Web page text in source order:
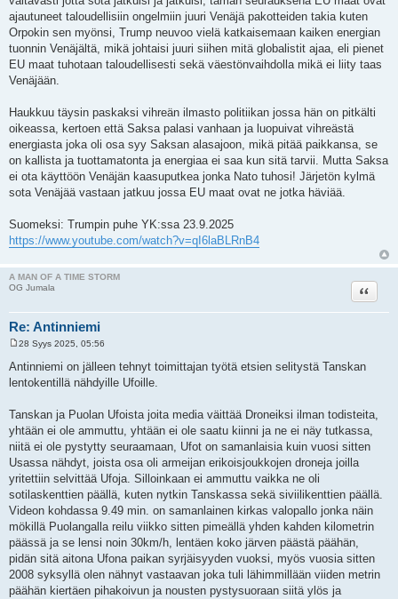
ajautuneet taloudellisiin ongelmiin juuri Venäjä pakotteiden takia kuten
Orpokin sen myönsi, Trump neuvoo vielä katkaisemaan kaiken energian
tuonnin Venäjältä, mikä johtaisi juuri siihen mitä globalistit ajaa, eli pienet
EU maat tuhotaan taloudellisesti sekä väestönvaihdolla mikä ei liity taas
Venäjään.
Haukkuu täysin paskaksi vihreän ilmasto politiikan jossa hän on pitkälti
oikeassa, kertoen että Saksa palasi vanhaan ja luopuivat vihreästä
energiasta joka oli osa syy Saksan alasajoon, mikä pitää paikkansa, se
on kallista ja tuottamatonta ja energiaa ei saa kun sitä tarvii. Mutta Saksa
ei ota käyttöön Venäjän kaasuputkea jonka Nato tuhosi! Järjetön kylmä
sota Venäjää vastaan jatkuu jossa EU maat ovat ne jotka häviää.
Suomeksi: Trumpin puhe YK:ssa 23.9.2025
https://www.youtube.com/watch?v=qI6laBLRnB4
A MAN OF A TIME STORM
OG Jumala
Re: Antinniemi
Lainaa
e
s
28 Syys 2025, 05:56
Antinniemi on jälleen tehnyt toimittajan työtä etsien selitystä Tanskan
lentokentillä nähdyille Ufoille.
Tanskan ja Puolan Ufoista joita media väittää Droneiksi ilman todisteita,
yhtään ei ole ammuttu, yhtään ei ole saatu kiinni ja ne ei näy tutkassa,
niitä ei ole pystytty seuraamaan, Ufot on samanlaisia kuin vuosi sitten
Usassa nähdyt, joista osa oli armeijan erikoisjoukkojen droneja joilla
yritettiin selvittää Ufoja. Silloinkaan ei ammuttu vaikka ne oli
sotilaskenttien päällä, kuten nytkin Tanskassa sekä siviilikenttien päällä.
Videon kohdassa 9.49 min. on samanlainen kirkas valopallo jonka näin
mökillä Puolangalla reilu viikko sitten pimeällä yhden kahden kilometrin
päässä ja se lensi noin 30km/h, lentäen koko järven päästä päähän,
pidän sitä aitona Ufona paikan syrjäisyyden vuoksi, myös vuosia sitten
2008 syksyllä olen nähnyt vastaavan joka tuli lähimmillään viiden metrin
päähän kiertäen pihakoivun ja nousten pystysuoraan siitä ylös ja